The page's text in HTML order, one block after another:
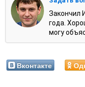
Закончил
года.
могу
Вконтакте